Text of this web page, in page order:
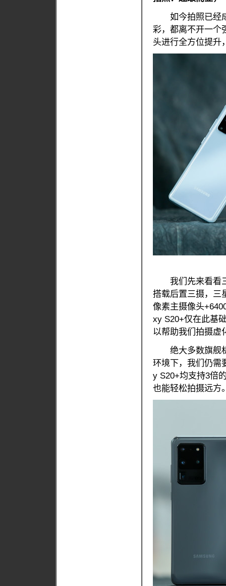
如今拍照已经成
彩，都离不开一个
头进行全方位提升
我们先来看看三
搭载后置三摄，三
像素主摄像头
xy S20+仅在此基
以帮助我们拍摄虚
绝大多数旗舰机
环境下，我们仍需
y S20+均支持3倍
也能轻松拍摄远方